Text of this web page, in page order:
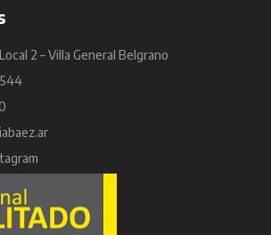
2 – Villa General Belgrano